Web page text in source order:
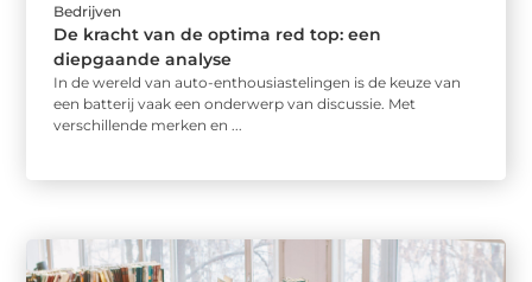
Bedrijven
De kracht van de optima red top: een
diepgaande analyse
In de wereld van auto-enthousiastelingen is de keuze van
een batterij vaak een onderwerp van discussie. Met
verschillende merken en ...